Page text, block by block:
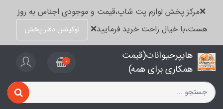
❌مرکز پخش لوازم پت شاپ،قیمت و موجودی اجناس به روز
هست،با خیال راحت خرید فرمایید❌
لوکیشن دفتر پخش
هایپرحیوانات(قیمت
همکاری برای همه)
0